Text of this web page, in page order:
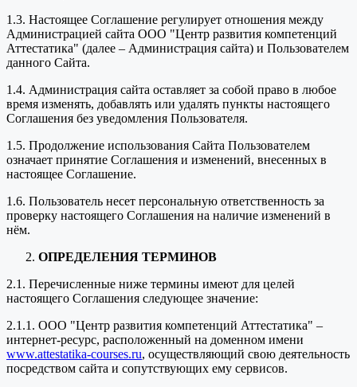
1.3. Настоящее Соглашение регулирует отношения между
Администрацией сайта ООО "Центр развития компетенций
Аттестатика" (далее – Администрация сайта) и Пользователем
данного Сайта.
1.4. Администрация сайта оставляет за собой право в любое
время изменять, добавлять или удалять пункты настоящего
Соглашения без уведомления Пользователя.
1.5. Продолжение использования Сайта Пользователем
означает принятие Соглашения и изменений, внесенных в
настоящее Соглашение.
1.6. Пользователь несет персональную ответственность за
проверку настоящего Соглашения на наличие изменений в
нём.
ОПРЕДЕЛЕНИЯ ТЕРМИНОВ
2.1. Перечисленные ниже термины имеют для целей
настоящего Соглашения следующее значение:
2.1.1. ООО "Центр развития компетенций Аттестатика" –
интернет-ресурс, расположенный на доменном имени
www.attestatika-courses.ru, осуществляющий свою деятельность
посредством сайта и сопутствующих ему сервисов.